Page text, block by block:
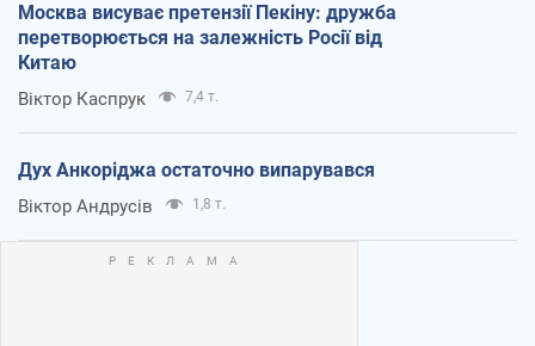
Москва висуває претензії Пекіну: дружба
перетворюється на залежність Росії від
Китаю
Віктор Каспрук 7,4 т.
Дух Анкоріджа остаточно випарувався
Віктор Андрусів 1,8 т.